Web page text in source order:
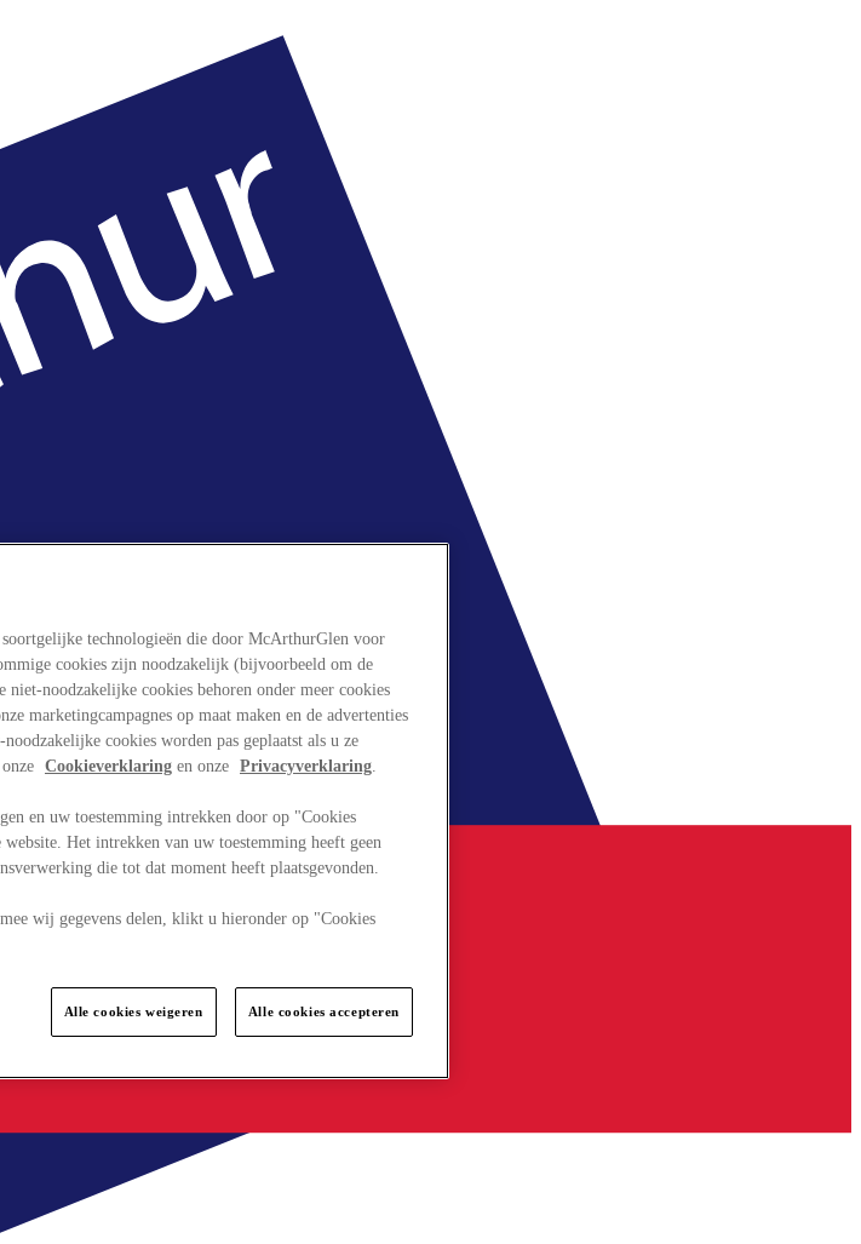
technologieën die door McArthurGlen voor
cookies zijn noodzakelijk (bijvoorbeeld om de
noodzakelijke cookies behoren onder meer cookies
marketingcampagnes op maat maken en de advertenties
cookies worden pas geplaatst als u ze
Cookieverklaring en onze Privacyverklaring.
en uw toestemming intrekken door op "Cookies
Het intrekken van uw toestemming heeft geen
die tot dat moment heeft plaatsgevonden.
wij gegevens delen, klikt u hieronder op "Cookies
Alle cookies weigeren Alle cookies accepteren